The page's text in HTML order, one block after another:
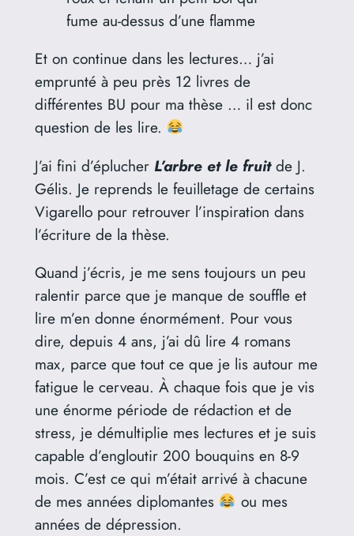
fume au-dessus d’une flamme
Et on continue dans les lectures… j’ai
emprunté à peu près 12 livres de
différentes BU pour ma thèse … il est donc
question de les lire.
J’ai fini d’éplucher L’arbre et le fruitde J.
Gélis. Je reprends le feuilletage de certains
Vigarello pour retrouver l’inspiration dans
l’écriture de la thèse.
Quand j’écris, je me sens toujours un peu
ralentir parce que je manque de souffle et
lire m’en donne énormément. Pour vous
dire, depuis 4 ans, j’ai dû lire 4 romans
max, parce que tout ce que je lis autour me
fatigue le cerveau. À chaque fois que je vis
une énorme période de rédaction et de
stress, je démultiplie mes lectures et je suis
capable d’engloutir 200 bouquins en 8-9
mois. C’est ce qui m’était arrivé à chacune
de mes années diplomantes
ou mes
années de dépression.